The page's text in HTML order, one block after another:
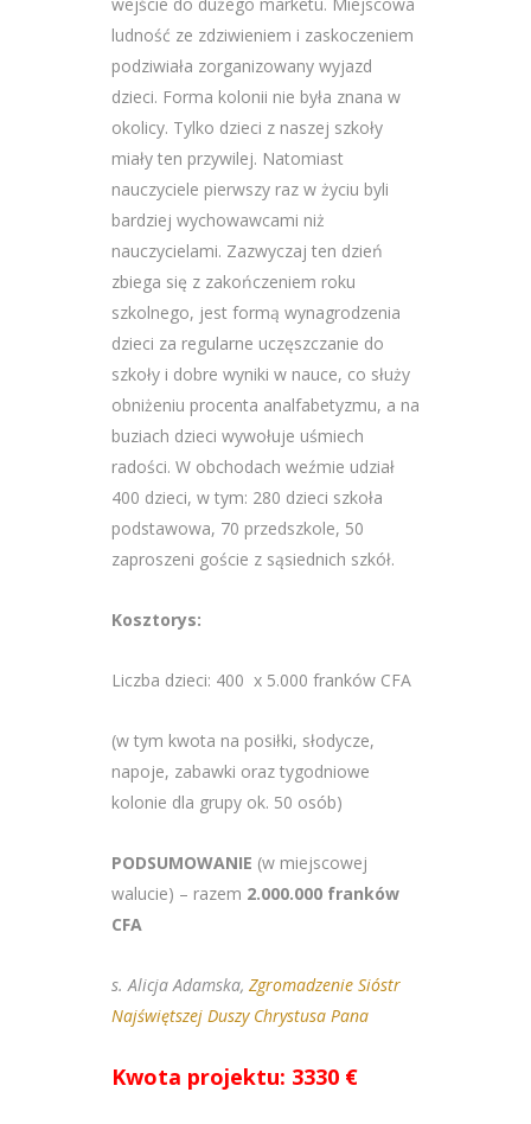
ludność ze zdziwieniem i zaskoczeniem
podziwiała zorganizowany wyjazd
dzieci. Forma kolonii nie była znana w
okolicy. Tylko dzieci z naszej szkoły
miały ten przywilej. Natomiast
nauczyciele pierwszy raz w życiu byli
bardziej wychowawcami niż
nauczycielami. Zazwyczaj ten dzień
zbiega się z zakończeniem roku
szkolnego, jest formą wynagrodzenia
dzieci za regularne uczęszczanie do
szkoły i dobre wyniki w nauce, co służy
obniżeniu procenta analfabetyzmu, a na
buziach dzieci wywołuje uśmiech
radości. W obchodach weźmie udział
400 dzieci, w tym: 280 dzieci szkoła
podstawowa, 70 przedszkole, 50
zaproszeni goście z sąsiednich szkół.
Kosztorys:
Liczba dzieci: 400 x 5.000 franków CFA
(w tym kwota na posiłki, słodycze,
napoje, zabawki oraz tygodniowe
kolonie dla grupy ok. 50 osób)
PODSUMOWANIE (w miejscowej
walucie) – razem 2.000.000 franków
CFA
s. Alicja Adamska, Zgromadzenie Sióstr
Najświętszej Duszy Chrystusa Pana
Kwota projektu: 3330 €